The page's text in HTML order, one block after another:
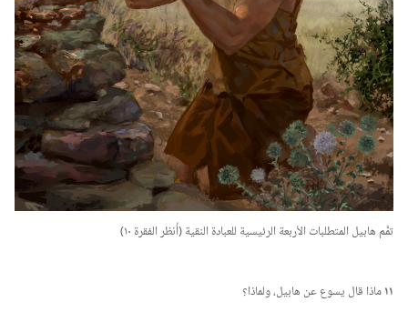
تمَّم هابيل المتطلبات الأربعة الرئيسية للعبادة النقية (‏أُنظر الفقرة ١٠)‏
١١ماذا قال يسوع عن هابيل،‏ ولماذا؟‏